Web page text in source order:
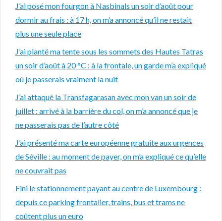
J’ai posé mon fourgon à Nasbinals un soir d’août pour
dormir au frais : à 17 h, on m’a annoncé qu’il ne restait
plus une seule place
J’ai planté ma tente sous les sommets des Hautes Tatras
un soir d’août à 20 °C : à la frontale, un garde m’a expliqué
où je passerais vraiment la nuit
J’ai attaqué la Transfagarasan avec mon van un soir de
juillet : arrivé à la barrière du col, on m’a annoncé que je
ne passerais pas de l’autre côté
J’ai présenté ma carte européenne gratuite aux urgences
de Séville : au moment de payer, on m’a expliqué ce qu’elle
ne couvrait pas
Fini le stationnement payant au centre de Luxembourg :
depuis ce parking frontalier, trains, bus et trams ne
coûtent plus un euro